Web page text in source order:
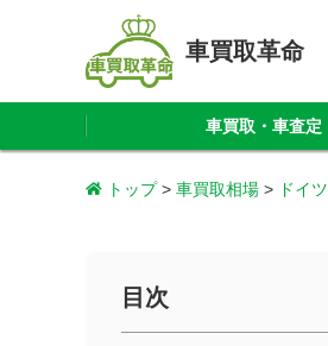
車買取革命
車買取・車査定
トップ> 車買取相場 > ドイツ
目次